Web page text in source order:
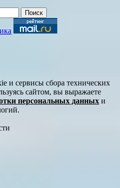
и сервисы сбора технических
сайтом, вы выражаете
персональных данных и